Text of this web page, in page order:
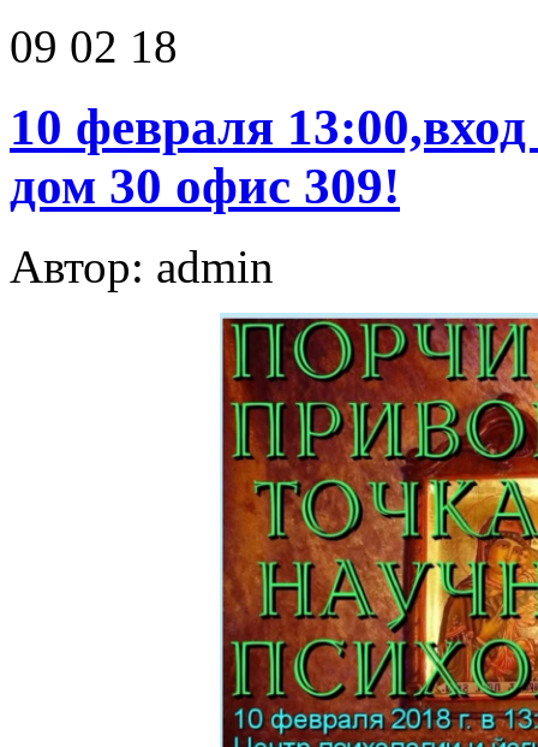
09 02 18
10 февраля
дом 30 офис 309!
Автор: admin